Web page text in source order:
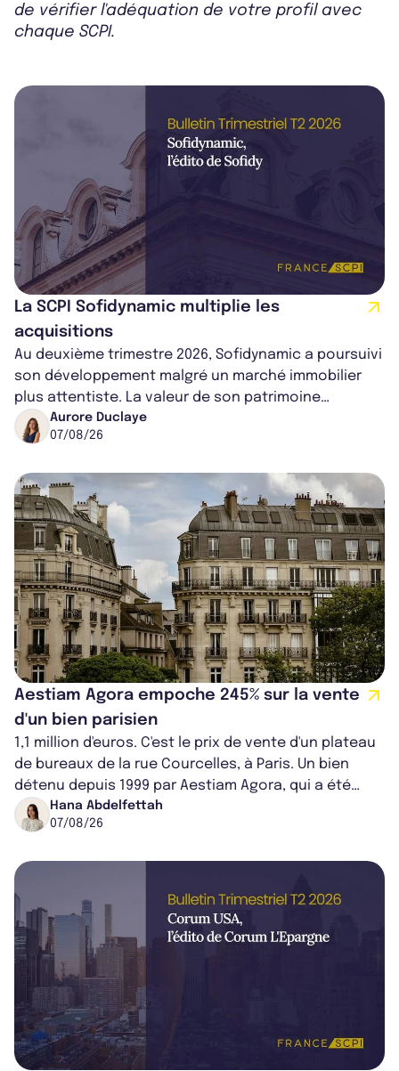
de vérifier l'adéquation de votre profil avec
chaque SCPI.
La SCPI Sofidynamic multiplie les
acquisitions
Au deuxième trimestre 2026, Sofidynamic a poursuivi
son développement malgré un marché immobilier
plus attentiste. La valeur de son patrimoine
progresse de 3,8% à périmètre constan...
Aurore Duclaye
07/08/26
Aestiam Agora empoche 245% sur la vente
d'un bien parisien
1,1 million d'euros. C'est le prix de vente d'un plateau
de bureaux de la rue Courcelles, à Paris. Un bien
détenu depuis 1999 par Aestiam Agora, qui a été
cédé avec une plus-value...
Hana Abdelfettah
07/08/26